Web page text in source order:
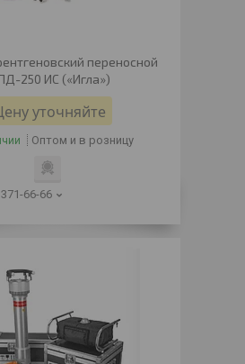
переносной
250 ИС («Игла»)
уточняйте
Оптом и в розницу
66-66